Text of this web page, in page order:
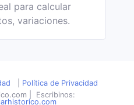
para calcular
variaciones.
Política de Privacidad
Escribinos: